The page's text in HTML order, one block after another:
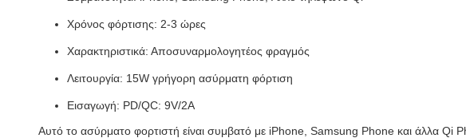
Χρόνος φόρτισης: 2-3 ώρες
Χαρακτηριστικά: Αποσυναρμολογητέος φραγμός
Λειτουργία: 15W γρήγορη ασύρματη φόρτιση
Εισαγωγή: PD/QC: 9V/2A
Αυτό το ασύρματο φορτιστή είναι συμβατό με iPhone, Samsung Phone και άλλα Qi